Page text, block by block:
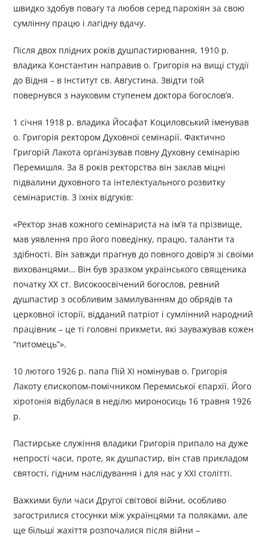
швидко здобув повагу та любов серед парохіян за свою
сумлінну працю і лагідну вдачу.
Після двох плідних років душпастирювання, 1910 р.
владика Константин направив о. Григорія на вищі студії
до Відня – в Інститут св. Августина. Звідти той
повернувся з науковим ступенем доктора богослов’я.
1 січня 1918 р. владика Йосафат Коциловський іменував
о. Григорія ректором Духовної семінарії. Фактично
Григорій Лакота організував повну Духовну семінарію
Перемишля. За 8 років ректорства він заклав міцні
підвалини духовного та інтелектуального розвитку
семінаристів. З їхніх відгуків:
«Ректор знав кожного семінариста на ім’я та прізвище,
мав уявлення про його поведінку, працю, таланти та
здібності. Він завжди прагнув до повного довір’я зі своїми
вихованцями… Він був зразком українського священика
початку XX ст. Високоосвічений богослов, ревний
душпастир з особливим замилуванням до обрядів та
церковної історії, відданий патріот і сумлінний народний
працівник – це ті головні прикмети, які зауважував кожен
“питомець”».
10 лютого 1926 р. папа Пій XI номінував о. Григорія
Лакоту єпископом-помічником Перемиської єпархії. Його
хіротонія відбулася в неділю мироносиць 16 травня 1926
р.
Пастирське служіння владики Григорія припало на дуже
непрості часи, проте, як душпастир, він став прикладом
святості, гідним наслідування і для нас у ХХІ столітті.
Важкими були часи Другої світової війни, особливо
загострилися стосунки між українцями та поляками, але
ще більші жахіття розпочалися після війни –